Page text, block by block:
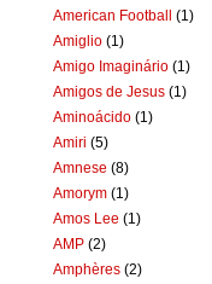
American Football (1)
Amiglio (1)
Amigo Imaginário (1)
Amigos de Jesus (1)
Aminoácido (1)
Amiri (5)
Amnese (8)
Amorym (1)
Amos Lee (1)
AMP (2)
Amphères (2)